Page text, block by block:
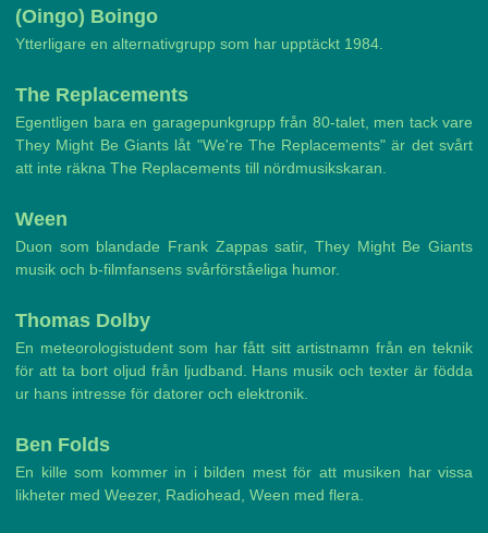
(Oingo) Boingo
Ytterligare en alternativgrupp som har upptäckt 1984.
The Replacements
Egentligen bara en garagepunkgrupp från 80-talet, men tack vare
They Might Be Giants låt "We're The Replacements" är det svårt
att inte räkna The Replacements till nördmusikskaran.
Ween
Duon som blandade Frank Zappas satir, They Might Be Giants
musik och b-filmfansens svårförståeliga humor.
Thomas Dolby
En meteorologistudent som har fått sitt artistnamn från en teknik
för att ta bort oljud från ljudband. Hans musik och texter är födda
ur hans intresse för datorer och elektronik.
Ben Folds
En kille som kommer in i bilden mest för att musiken har vissa
likheter med Weezer, Radiohead, Ween med flera.